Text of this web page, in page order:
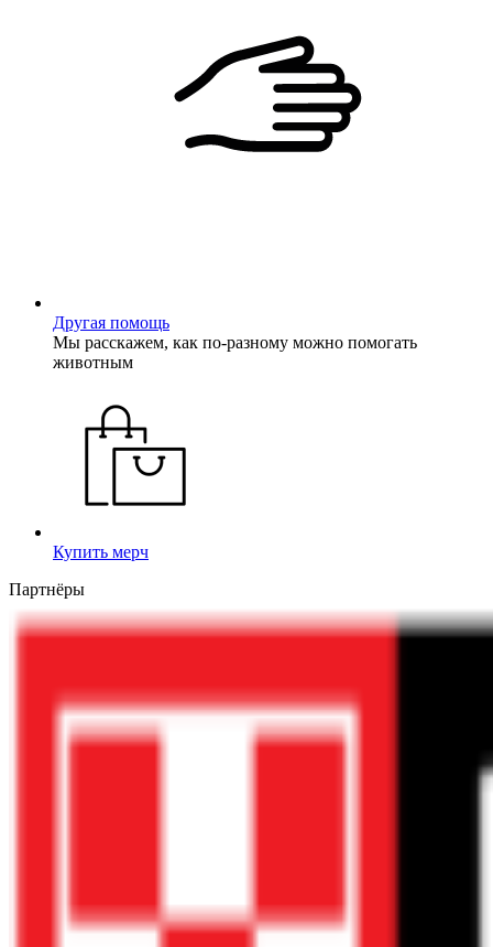
Другая помощь
Мы расскажем, как по-разному можно помогать
животным
Купить мерч
Партнёры